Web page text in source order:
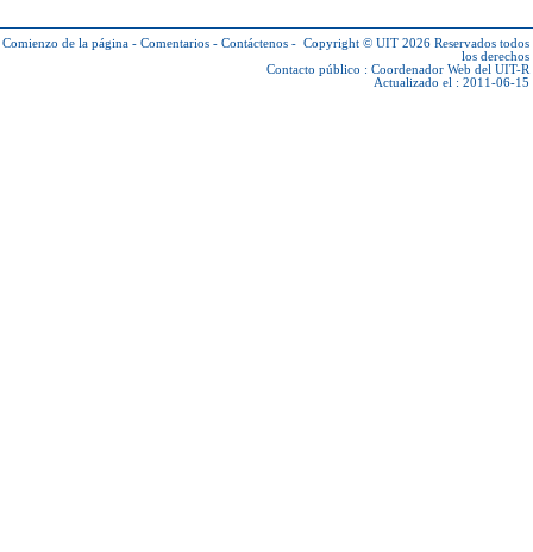
Comienzo de la página - Comentarios - Contáctenos - Copyright © UIT 2026 Reservados todos
los derechos
Contacto público : Coordenador Web del UIT-R
Actualizado el : 2011-06-15